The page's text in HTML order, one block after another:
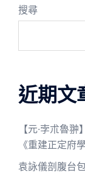
搜尋
近期文
【元·孛朮魯
《重建正定府
袁詠儀剖腹台